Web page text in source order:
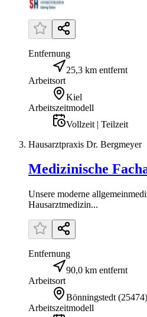
Entfernung
25,3 km entfernt
Arbeitsort
Kiel
Arbeitszeitmodell
Vollzeit | Teilzeit
Hausarztpraxis Dr. Bergmeyer
Medizinische
Unsere moderne
Hausarztmedizin...
Entfernung
90,0 km entfernt
Arbeitsort
Bönningstedt (25474)
Arbeitszeitmodell